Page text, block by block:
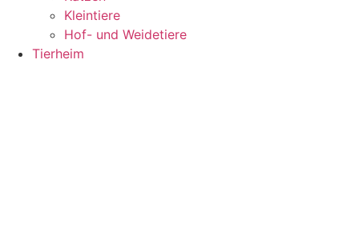
Kleintiere
Hof- und Weidetiere
Tierheim